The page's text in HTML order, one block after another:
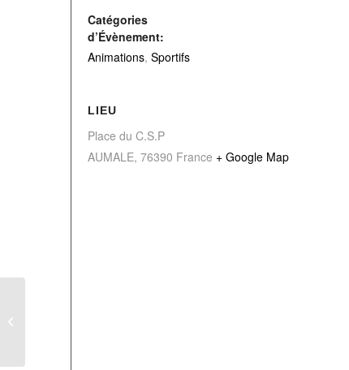
Catégories
d’Évènement:
Animations, Sportifs
LIEU
Place du C.S.P
AUMALE, 76390 France + Google Map